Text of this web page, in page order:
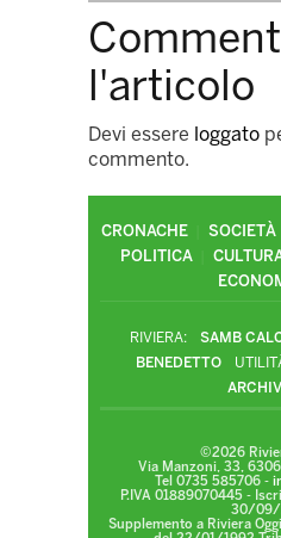
l'articolo
Devi essere loggato
commento.
CRONACHE SOCIETÀ
POLITICA
RIVIERA: SAMB
BENEDETTO
©2026
Via Manzoni, 33,
Tel 0735 585706 -
P.IVA 01889070445 -
30/09/
Supplemento a Riviera